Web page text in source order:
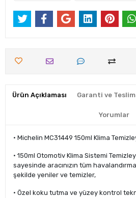
Ürün Açıklaması Garanti ve
Yorumlar
• Michelin MC31449 150ml Klima
• 150ml Otomotiv Klima Sistemi
sayesinde aracınızın tüm
şekilde yeniler ve temizler,
• Özel koku tutma ve yüzey kontrol